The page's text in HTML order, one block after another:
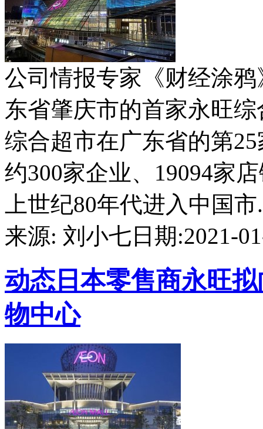
公司情报专家《财经涂
东省肇庆市的首家永旺
综合超市在广东省的第
约300家企业、19094家
上世纪80年代进入中国市
来源: 刘小七 日期:2021-
动态 日本零售商永旺
物中心